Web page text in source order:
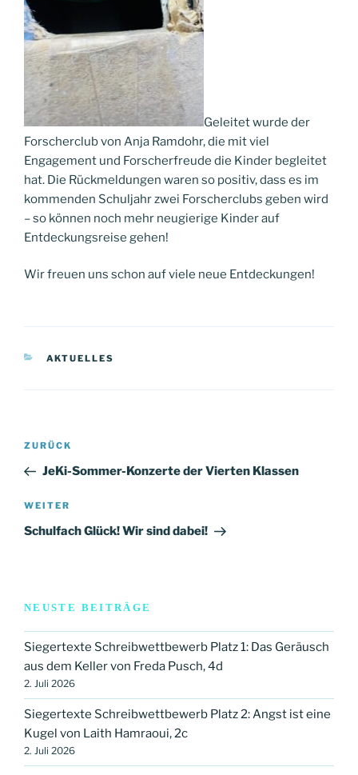
Geleitet wurde der
Forscherclub von Anja Ramdohr, die mit viel
Engagement und Forscherfreude die Kinder begleitet
hat. Die Rückmeldungen waren so positiv, dass es im
kommenden Schuljahr zwei Forscherclubs geben wird
– so können noch mehr neugierige Kinder auf
Entdeckungsreise gehen!
Wir freuen uns schon auf viele neue Entdeckungen!
KATEGORIEN
AKTUELLES
Beitragsnavigation
Vorheriger
Beitrag
ZURÜCK
JeKi-Sommer-Konzerte der Vierten Klassen
Nächster
Beitrag
WEITER
Schulfach Glück! Wir sind dabei!
NEUSTE BEITRÄGE
Siegertexte Schreibwettbewerb Platz 1: Das Geräusch
aus dem Keller von Freda Pusch, 4d
2. Juli 2026
Siegertexte Schreibwettbewerb Platz 2: Angst ist eine
Kugel von Laith Hamraoui, 2c
2. Juli 2026